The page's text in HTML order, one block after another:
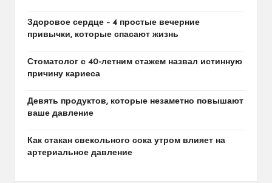
Здоровое сердце – 4 простые вечерние
привычки, которые спасают жизнь
Стоматолог с 40-летним стажем назвал истинную
причину кариеса
Девять продуктов, которые незаметно повышают
ваше давление
Как стакан свекольного сока утром влияет на
артериальное давление